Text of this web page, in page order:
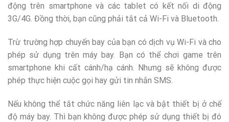
động trên smartphone và các tablet có kết nối di động
3G/4G. Đồng thời, bạn cũng phải tắt cả Wi-Fi và Bluetooth.
Trừ trường hợp chuyến bay của bạn có dịch vụ Wi-Fi và cho
phép sử dụng trên máy bay. Bạn có thể chơi game trên
smartphone khi cất cánh/hạ cánh. Nhưng sẽ không được
phép thực hiện cuộc gọi hay gửi tin nhắn SMS.
Nếu không thể tắt chức năng liên lạc và bật thiết bị ở chế
độ máy bay. Thì bạn không được phép sử dụng thiết bị đó